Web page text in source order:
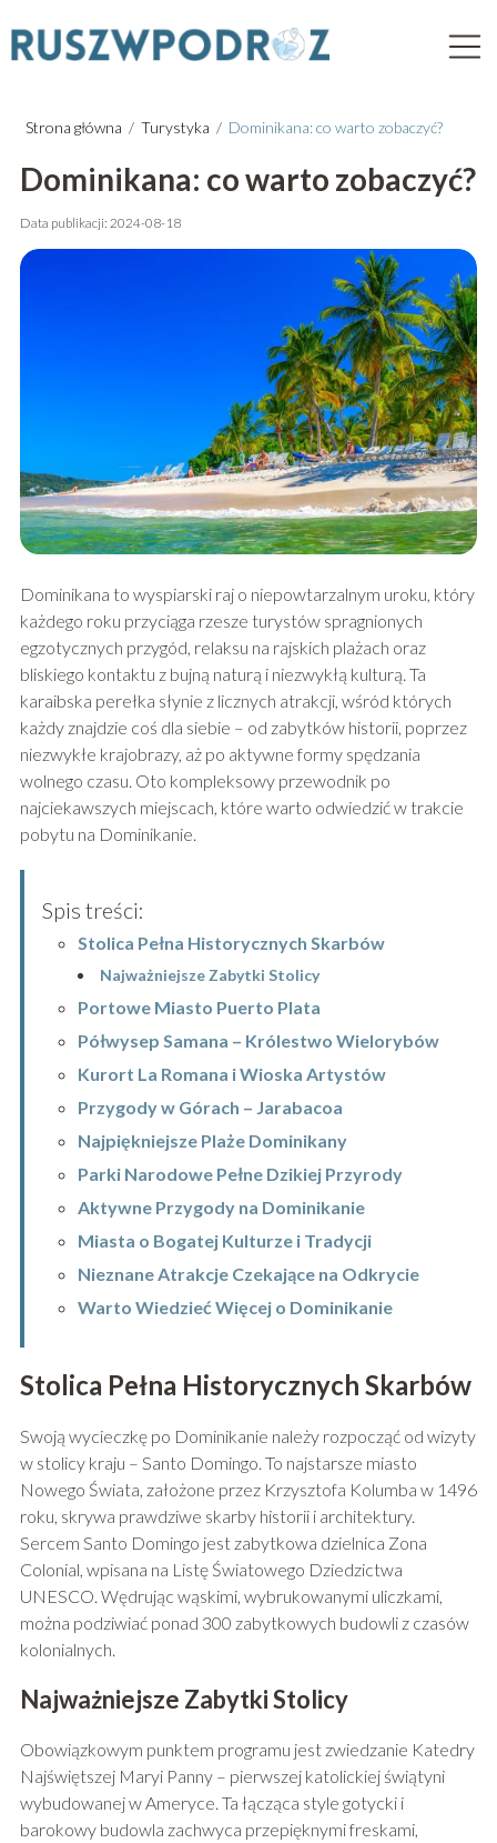
Strona główna / Turystyka / Dominikana: co warto zobaczyć?
Dominikana: co warto zobaczyć?
Data publikacji: 2024-08-18
Dominikana to wyspiarski raj o niepowtarzalnym uroku, który
każdego roku przyciąga rzesze turystów spragnionych
egzotycznych przygód, relaksu na rajskich plażach oraz
bliskiego kontaktu z bujną naturą i niezwykłą kulturą. Ta
karaibska perełka słynie z licznych atrakcji, wśród których
każdy znajdzie coś dla siebie – od zabytków historii, poprzez
niezwykłe krajobrazy, aż po aktywne formy spędzania
wolnego czasu. Oto kompleksowy przewodnik po
najciekawszych miejscach, które warto odwiedzić w trakcie
pobytu na Dominikanie.
Spis treści:
Stolica Pełna Historycznych Skarbów
Najważniejsze Zabytki Stolicy
Portowe Miasto Puerto Plata
Półwysep Samana – Królestwo Wielorybów
Kurort La Romana i Wioska Artystów
Przygody w Górach – Jarabacoa
Najpiękniejsze Plaże Dominikany
Parki Narodowe Pełne Dzikiej Przyrody
Aktywne Przygody na Dominikanie
Miasta o Bogatej Kulturze i Tradycji
Nieznane Atrakcje Czekające na Odkrycie
Warto Wiedzieć Więcej o Dominikanie
Stolica Pełna Historycznych Skarbów
Swoją wycieczkę po Dominikanie należy rozpocząć od wizyty
w stolicy kraju – Santo Domingo. To najstarsze miasto
Nowego Świata, założone przez Krzysztofa Kolumba w 1496
roku, skrywa prawdziwe skarby historii i architektury.
Sercem Santo Domingo jest zabytkowa dzielnica Zona
Colonial, wpisana na Listę Światowego Dziedzictwa
UNESCO. Wędrując wąskimi, wybrukowanymi uliczkami,
można podziwiać ponad 300 zabytkowych budowli z czasów
kolonialnych.
Najważniejsze Zabytki Stolicy
Obowiązkowym punktem programu jest zwiedzanie Katedry
Najświętszej Maryi Panny – pierwszej katolickiej świątyni
wybudowanej w Ameryce. Ta łącząca style gotycki i
barokowy budowla zachwyca przepięknymi freskami,